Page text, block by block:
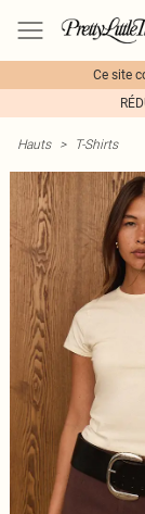
Ce site
Hauts > T-Shirts